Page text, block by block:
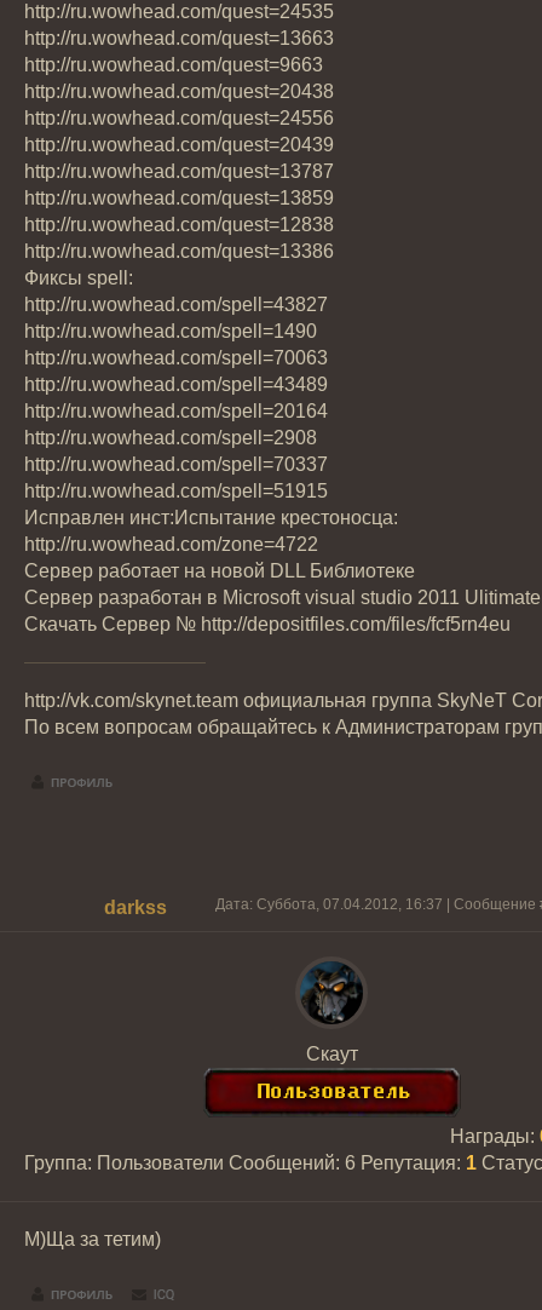
http://ru.wowhead.com/quest=24535
http://ru.wowhead.com/quest=13663
http://ru.wowhead.com/quest=9663
http://ru.wowhead.com/quest=20438
http://ru.wowhead.com/quest=24556
http://ru.wowhead.com/quest=20439
http://ru.wowhead.com/quest=13787
http://ru.wowhead.com/quest=13859
http://ru.wowhead.com/quest=12838
http://ru.wowhead.com/quest=13386
Фиксы spell:
http://ru.wowhead.com/spell=43827
http://ru.wowhead.com/spell=1490
http://ru.wowhead.com/spell=70063
http://ru.wowhead.com/spell=43489
http://ru.wowhead.com/spell=20164
http://ru.wowhead.com/spell=2908
http://ru.wowhead.com/spell=70337
http://ru.wowhead.com/spell=51915
Исправлен инст:Испытание крестоносца:
http://ru.wowhead.com/zone=4722
Сервер работает на новой DLL Библиотеке
Сервер разработан в Microsoft visual studio 2011 Ulitimate
Скачать Сервер № http://depositfiles.com/files/fcf5rn4eu
http://vk.com/skynet.team официальная группа SkyNeT
По всем вопросам обращайтесь к Администраторам
darkss Дата: Суббота, 07.04.2012, 16:37 | Сообщение
Скаут
Группа: Пользователи Сообщений: 6
Награды:
Репутация: 1
М)Ща за тетим)